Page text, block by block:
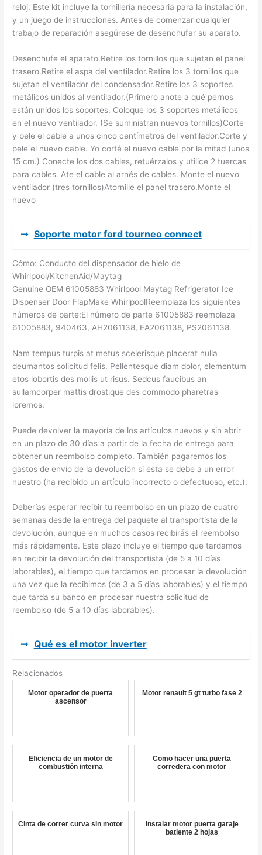
reloj. Este kit incluye la tornillería necesaria para la instalación,
y un juego de instrucciones. Antes de comenzar cualquier
trabajo de reparación asegúrese de desenchufar su aparato.
Desenchufe el aparato.Retire los tornillos que sujetan el panel
trasero.Retire el aspa del ventilador.Retire los 3 tornillos que
sujetan el ventilador del condensador.Retire los 3 soportes
metálicos unidos al ventilador.(Primero anote a qué pernos
están unidos los soportes. Coloque los 3 soportes metálicos
en el nuevo ventilador. (Se suministran nuevos tornillos)Corte
y pele el cable a unos cinco centímetros del ventilador.Corte y
pele el nuevo cable. Yo corté el nuevo cable por la mitad (unos
15 cm.) Conecte los dos cables, retuérzalos y utilice 2 tuercas
para cables. Ate el cable al arnés de cables. Monte el nuevo
ventilador (tres tornillos)Atornille el panel trasero.Monte el
nuevo
➞ Soporte motor ford tourneo connect
Cómo: Conducto del dispensador de hielo de
Whirlpool/KitchenAid/Maytag
Genuine OEM 61005883 Whirlpool Maytag Refrigerator Ice
Dispenser Door FlapMake WhirlpoolReemplaza los siguientes
números de parte:El número de parte 61005883 reemplaza
61005883, 940463, AH2061138, EA2061138, PS2061138.
Nam tempus turpis at metus scelerisque placerat nulla
deumantos solicitud felis. Pellentesque diam dolor, elementum
etos lobortis des mollis ut risus. Sedcus faucibus an
sullamcorper mattis drostique des commodo pharetras
loremos.
Puede devolver la mayoría de los artículos nuevos y sin abrir
en un plazo de 30 días a partir de la fecha de entrega para
obtener un reembolso completo. También pagaremos los
gastos de envío de la devolución si ésta se debe a un error
nuestro (ha recibido un artículo incorrecto o defectuoso, etc.).
Deberías esperar recibir tu reembolso en un plazo de cuatro
semanas desde la entrega del paquete al transportista de la
devolución, aunque en muchos casos recibirás el reembolso
más rápidamente. Este plazo incluye el tiempo que tardamos
en recibir la devolución del transportista (de 5 a 10 días
laborables), el tiempo que tardamos en procesar la devolución
una vez que la recibimos (de 3 a 5 días laborables) y el tiempo
que tarda su banco en procesar nuestra solicitud de
reembolso (de 5 a 10 días laborables).
➞ Qué es el motor inverter
Relacionados
Motor operador de puerta
ascensor
Motor renault 5 gt turbo fase 2
Eficiencia de un motor de
combustión interna
Como hacer una puerta
corredera con motor
Cinta de correr curva sin motor
Instalar motor puerta garaje
batiente 2 hojas